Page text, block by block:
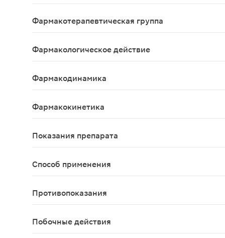
Фармакотерапевтическая группа
Фармакологическое действие
Фармакодинамика
Фармакокинетика
Показания препарата
Местно: вялозаживающие раны, ожоги,
Способ применения
Противопоказания
Повышенная чувствительность к
Побочные действия